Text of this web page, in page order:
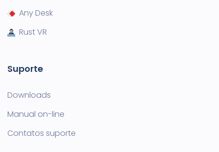
Any Desk
Rust VR
Suporte
Downloads
Manual on-line
Contatos suporte